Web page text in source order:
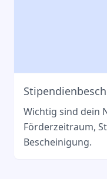
Wichtig sind dein
Förderzeitraum,
Bescheinigung.